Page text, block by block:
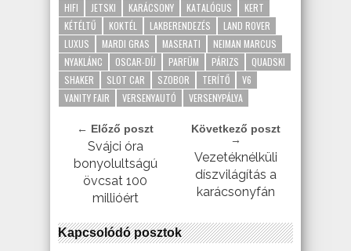
HIFI
JETSKI KARÁCSONY KATALÓGUS
KERT
KÉTÉLTŰ
KOKTÉL LAKBERENDEZÉS
LAND ROVER
LUXUS
MARDI GRAS MASERATI
NEIMAN MARCUS
NYAKLÁNC
OSCAR-DÍJ PARFÜM PÁRIZS
QUADSKI
SHAKER
SLOT CAR SZOBOR TERÍTŐ
V6
VANITY FAIR
VERSENYAUTÓ VERSENYPÁLYA
← Előző poszt
Svájci óra
bonyolultságú
övcsat 100
millióért
Következő poszt
→
Vezetéknélküli
díszvilágítás a
karácsonyfán
Kapcsolódó posztok